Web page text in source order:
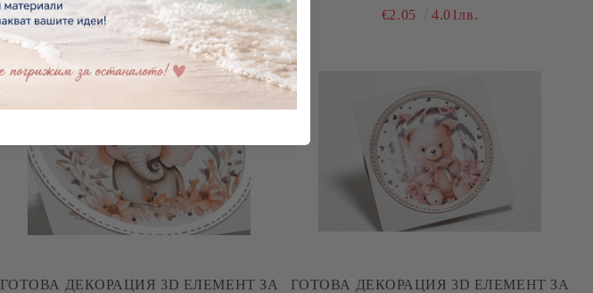
ЕЛЕМЕНТ ЗА КАРТИЧКИ И
SCRAPBOOKING
€2.95 5.77лв.
ЕЛЕМЕНТ ЗА КАРТИЧКИ И
€2.05 4.01лв.
ГОТОВА ДЕКОРАЦИЯ 3D ЕЛЕМЕНТ ЗА
ГОТОВА ДЕКОРАЦИЯ 3D ЕЛЕМЕНТ ЗА